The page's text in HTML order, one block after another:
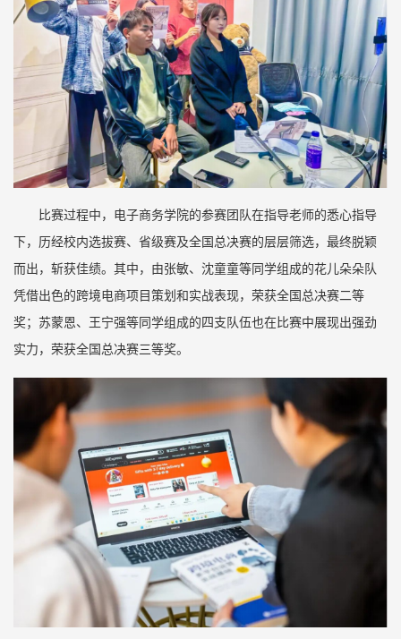
比赛过程中，电子商务学院的参赛团队在指导老师的悉心指导
下，历经校内选拔赛、省级赛及全国总决赛的层层筛选，最终脱颖
而出，斩获佳绩。其中，由张敏、沈童童等同学组成的花儿朵朵队
凭借出色的跨境电商项目策划和实战表现，荣获全国总决赛二等
奖；苏蒙恩、王宁强等同学组成的四支队伍也在比赛中展现出强劲
实力，荣获全国总决赛三等奖。